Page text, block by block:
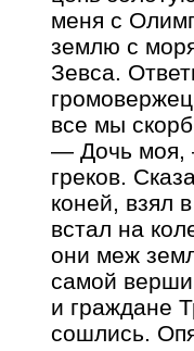
меня с
землю с
Зевса.
все мы
— Дочь моя,
греков.
коней, взял
встал на
они меж
самой
и граждане
сошлись.